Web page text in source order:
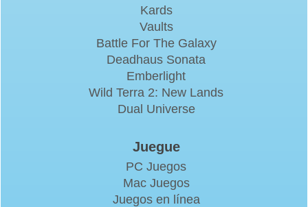
Kards
Vaults
Battle For The Galaxy
Deadhaus Sonata
Emberlight
Wild Terra 2: New Lands
Dual Universe
Juegue
PC Juegos
Mac Juegos
Juegos en línea